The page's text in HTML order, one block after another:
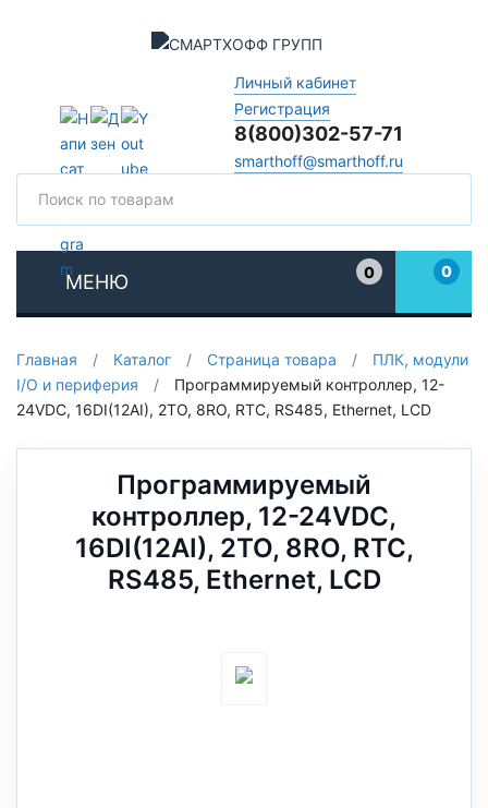
Личный кабинет
Регистрация
8(800)302-57-71
smarthoff@smarthoff.ru
МЕНЮ
0
0
Главная / Каталог / Страница товара /
ПЛК, модули
I/O и периферия
/
Программируемый контроллер, 12-
24VDC, 16DI(12AI), 2TO, 8RO, RTC, RS485, Ethernet, LCD
Программируемый
контроллер, 12-24VDC,
16DI(12AI), 2TO, 8RO, RTC,
RS485, Ethernet, LCD